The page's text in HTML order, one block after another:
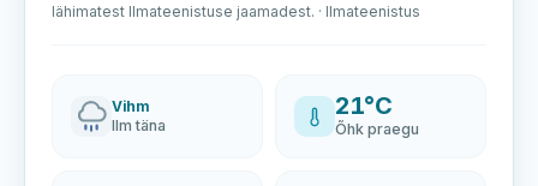
lähimatest Ilmateenistuse jaamadest. · Ilmateenistus
Vihm
Ilm täna
21°C
Õhk praegu